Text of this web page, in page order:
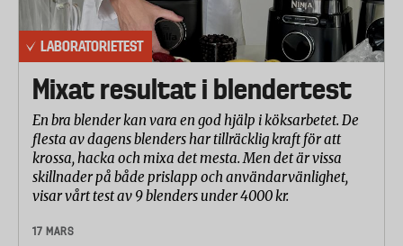
Intorkade fläckar av te 20 %
Fettbaserade rester och fläckar 20 %
Glans del 1: Sköljningseffektivitet 8 %
Endast resultaten för fläckar på höga dricksglas och
bestick i rostfritt stål viktas in i resultatet (50 %
vardera).
uppkomsten av grå hinna 17 %
LABORATORIETEST
Mixat resultat i blendertest
En bra blender kan vara en god hjälp i köksarbetet. De
flesta av dagens blenders har tillräcklig kraft för att
krossa, hacka och mixa det mesta. Men det är vissa
skillnader på både prislapp och användarvänlighet,
visar vårt test av 9 blenders under 4000 kr.
17 MARS